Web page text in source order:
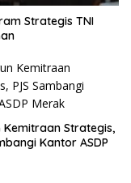
Strategis TNI
Kemitraan Strategis,
Kantor ASDP